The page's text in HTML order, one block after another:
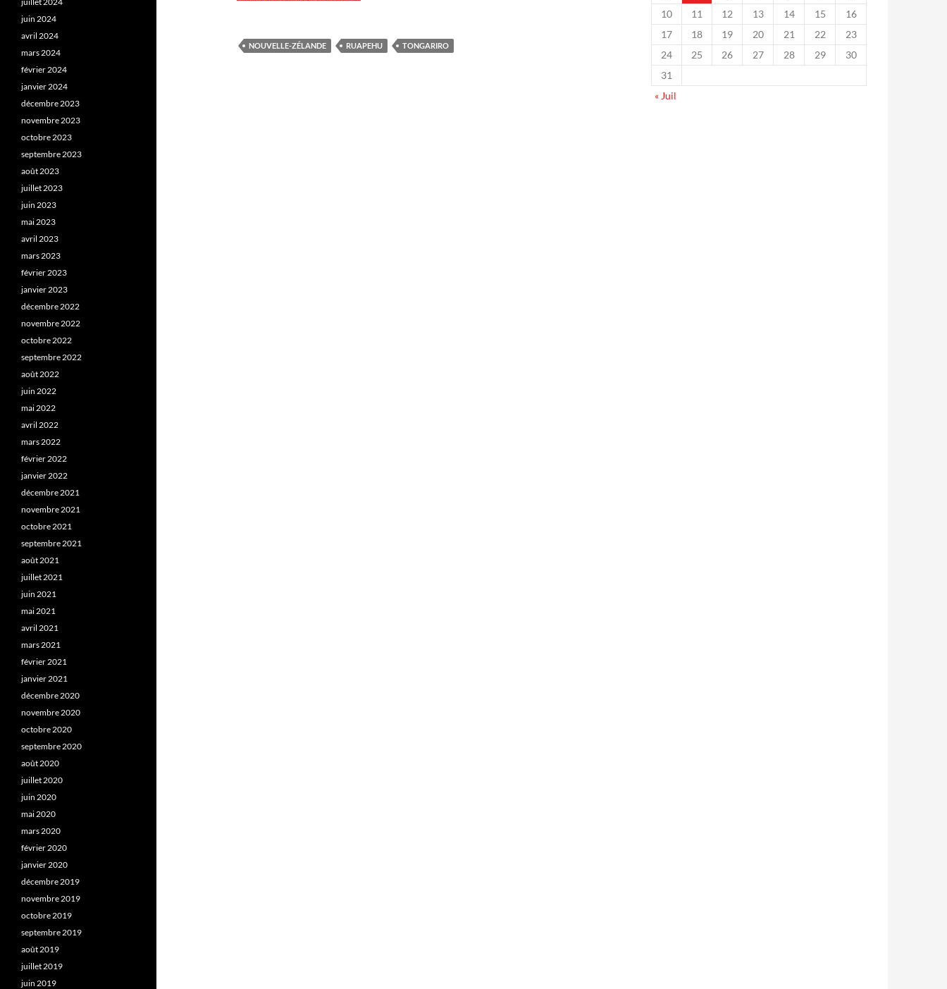
NOUVELLE-ZÉLANDE RUAPEHU TONGARIRO
10
11 12 13 14 15
16
17
18 19 20 21 22
23
24
25 26 27 28 29
30
31
« Juil
juin 2024
avril 2024
mars 2024
février 2024
janvier 2024
décembre 2023
novembre 2023
octobre 2023
septembre 2023
août 2023
juillet 2023
juin 2023
mai 2023
avril 2023
mars 2023
février 2023
janvier 2023
décembre 2022
novembre 2022
octobre 2022
septembre 2022
août 2022
juin 2022
mai 2022
avril 2022
mars 2022
février 2022
janvier 2022
décembre 2021
novembre 2021
octobre 2021
septembre 2021
août 2021
juillet 2021
juin 2021
mai 2021
avril 2021
mars 2021
février 2021
janvier 2021
décembre 2020
novembre 2020
octobre 2020
septembre 2020
août 2020
juillet 2020
juin 2020
mai 2020
mars 2020
février 2020
janvier 2020
décembre 2019
novembre 2019
octobre 2019
septembre 2019
août 2019
juillet 2019
juin 2019